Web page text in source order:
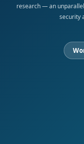
research — an
security